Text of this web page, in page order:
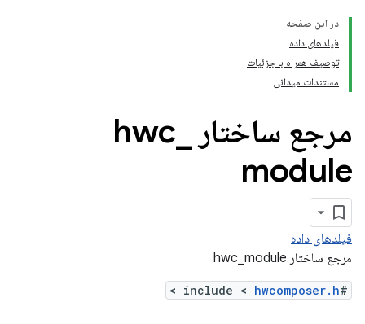
در این صفحه
فیلدهای داده
توصیف همراه با جزئیات
مستندات میدانی
مرجع ساختار hwc
module
فیلدهای داده
مرجع ساختار hwc_module
#include <
hwcomposer.h
>